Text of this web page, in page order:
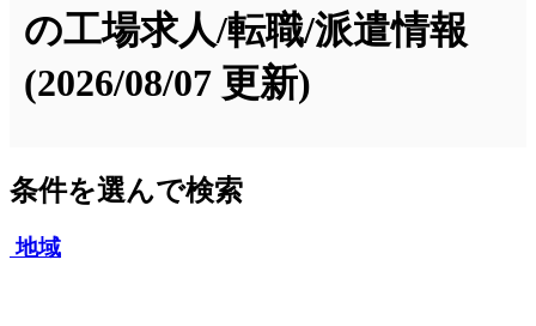
の工場求人/転職/派遣情報
(2026/08/07 更新)
条件を選んで検索
地域